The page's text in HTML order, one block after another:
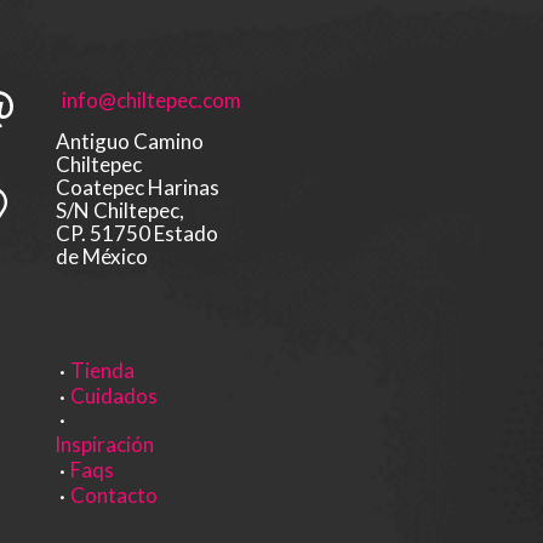
info@chiltepec.com
Antiguo Camino
Chiltepec
Coatepec Harinas
S/N Chiltepec,
CP. 51750 Estado
de México
Tienda
Cuidados
Inspiración
Faqs
Contacto